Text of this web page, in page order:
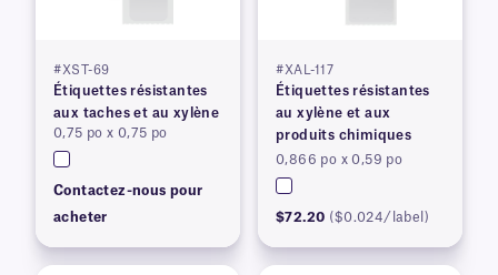
#XST-69
Étiquettes résistantes
aux taches et au xylène
0,75 po x 0,75 po
Contactez-nous pour
acheter
#XAL-117
Étiquettes résistantes
au xylène et aux
produits chimiques
0,866 po x 0,59 po
$72.20 ($0.024/label)